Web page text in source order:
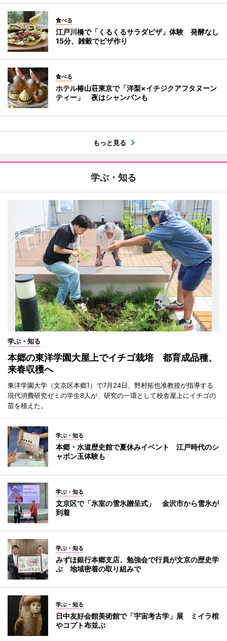
食べる
江戸川橋で「くるくるサラダピザ」体験 発酵なし
15分、雑穀でピザ作り
食べる
ホテル椿山荘東京で「洋梨×イチジクアフタヌーン
ティー」 夜はシャンパンも
もっと見る
学ぶ・知る
学ぶ・知る
本郷の東洋学園大屋上でイチゴ栽培 都育成品種、
来春収穫へ
東洋学園大学（文京区本郷1）で7月24日、野村拓也准教授が指導する
現代消費研究ゼミの学生8人が、研究の一環として校舎屋上にイチゴの
苗を植えた。
学ぶ・知る
本郷・水道歴史館で夏休みイベント 江戸時代のシ
ャボン玉体験も
学ぶ・知る
文京区で「氷室の雪氷贈呈式」 金沢市から雪氷が
到着
学ぶ・知る
みずほ銀行本郷支店、勉強会で行員が文京の歴史学
ぶ 地域密着の取り組みで
学ぶ・知る
日中友好会館美術館で「宇宙考古学」展 ミイラ棺
やコプト布並ぶ